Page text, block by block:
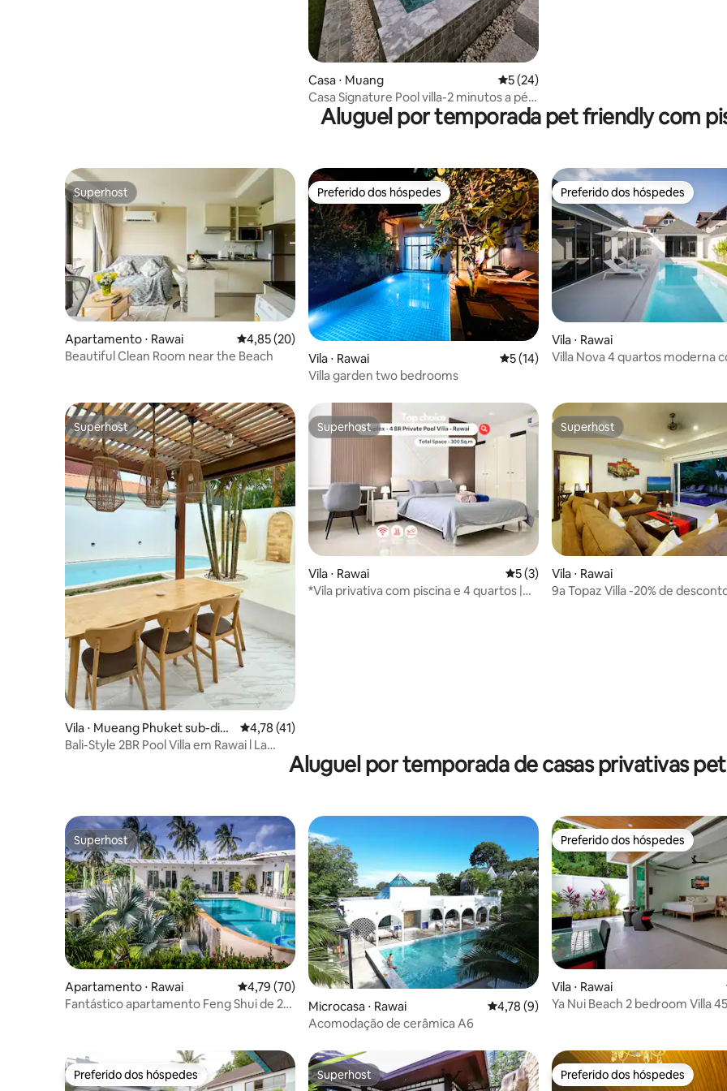
Casa ⋅ Muang 5 de uma avaliação média de 5, 24
5 (24)
Casa Signature Pool villa-2 minutos a pé
da Ikea
Aluguel por temporada pet friendly com
Superhost
Superhost
Apartamento ⋅ Rawai 4,85 de uma avaliação média de 5, 20 avaliações
4,85 (20)
Beautiful Clean Room near the Beach
Preferido dos hóspedes
Preferido dos hóspedes
Vila ⋅ Rawai 5 de uma avaliação média de 5, 14
5 (14)
Villa garden two bedrooms
Preferido dos hóspedes
Preferido dos hóspedes
Vila ⋅ Rawai
Villa Nova 4 quartos moderna
Superhost
Superhost
Vila ⋅ Mueang Phuket sub-dist
rict
4,78 de uma avaliação média de 5, 41 avaliações
4,78 (41)
Bali-Style 2BR Pool Villa em Rawai l La
Superhost
Superhost
Vila ⋅ Rawai 5 de uma avaliação média de 5, 3
5 (3)
*Vila privativa com piscina e 4 quartos |
Superhost
Superhost
Vila ⋅ Rawai
9a Topaz Villa -20% de
Aluguel por temporada de casas privativas
Superhost
Superhost
Apartamento ⋅ Rawai 4,79 de uma avaliação média de 5, 70 avaliações
4,79 (70)
Fantástico apartamento Feng Shui de 2
Microcasa ⋅ Rawai 4,78 de uma avaliação média de 5, 9
4,78 (9)
Acomodação de cerâmica A6
Preferido dos hóspedes
Preferido dos hóspedes
Vila ⋅ Rawai
Ya Nui Beach 2 bedroom Villa
Preferido dos hóspedes
Preferido dos hóspedes Superhost
Superhost Preferido dos hóspedes
Preferido dos hóspedes